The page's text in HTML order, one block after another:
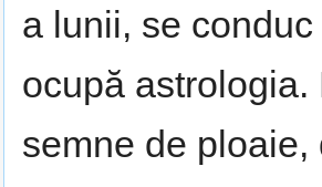
a lunii, se
ocupă
semne de